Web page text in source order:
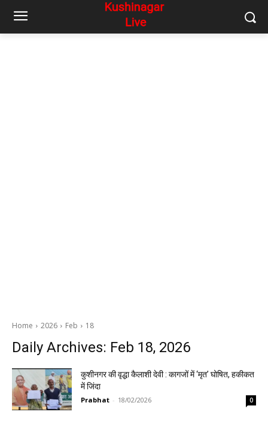
Home 2026 Feb 18
Daily Archives: Feb 18, 2026
कुशीनगर की वृद्धा कैलाशी देवी : कागजों में ‘मृत’ घोषित, हकीकत
में जिंदा
Prabhat - 18/02/2026 0